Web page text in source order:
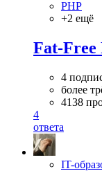
PHP
+2 ещё
Fat-Free
4
более
4138
4
ответа
IT-